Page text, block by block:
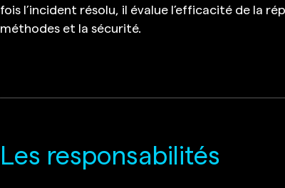
fois l’incident résolu, il évalue l’efficacité de la
méthodes et la sécurité.
Les responsabilités